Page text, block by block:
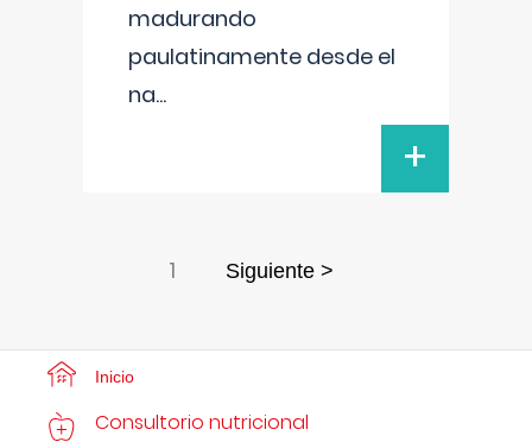
madurando
paulatinamente desde el
na...
+
1 Siguiente >
Inicio
Consultorio nutricional